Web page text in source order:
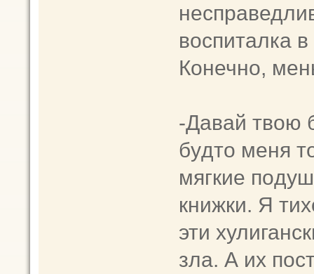
воспиталка
Конечно,
-Давай твою
бyдто меня
мягкие
книжки. Я
эти
зла. А их